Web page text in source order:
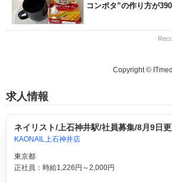
コンポタ”の作り方が
Copyright ©
求人情報
ネイリスト/上石神井駅/社員募集/8月9日
KAONAIL上石神井店
東京都
正社員：時給1,226円～2,000円